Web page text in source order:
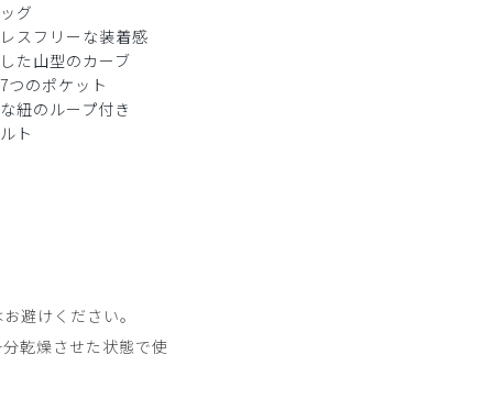
グ
スフリーな装着感
た山型のカーブ
つのポケット
紐のループ付き
ト
避けください。
乾燥させた状態で使